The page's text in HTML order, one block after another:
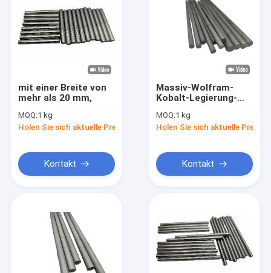
Produkte
Über uns
mit einer Breite von
mehr als 20 mm,
MOQ:1 kg
Holen Sie sich aktuelle Preis
Kontakt
Massiv-Wolfram-
Kobalt-Legierung-
MOQ:1 kg
Holen Sie sich aktuelle Preis
Kontakt